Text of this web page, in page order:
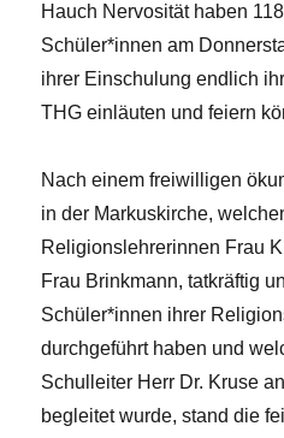
Hauch Nervosität haben
Schüler*innen am
ihrer Einschulung endlich
THG einläuten und feiern
Nach einem freiwilligen
in der Markuskirche,
Religionslehrerinnen Frau
Frau Brinkmann, tatkräftig
Schüler*innen ihrer
durchgeführt haben und
Schulleiter Herr Dr. Kruse
begleitet wurde, stand die